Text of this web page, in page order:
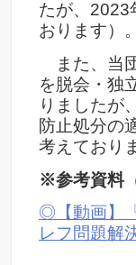
たが、2023
おります）
また、当
を脱会・独
りましたが
防止処分の
考えており
※参考資料
◎【動画】
レフ問題解